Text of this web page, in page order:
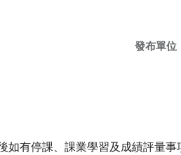
發布單位
有停課、課業學習及成績評量事